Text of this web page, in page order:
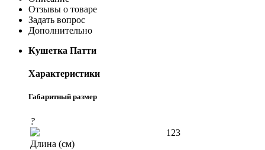
Отзывы о товаре
Задать вопрос
Дополнительно
Кушетка Патти
Характеристики
Габаритный размер
?
Длина (см)
123